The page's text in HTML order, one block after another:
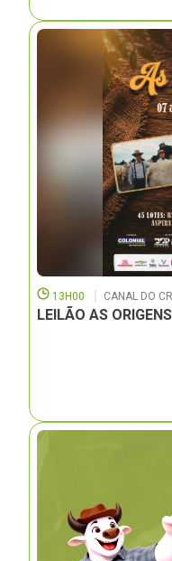
13H00 CANAL DO
LEILÃO AS